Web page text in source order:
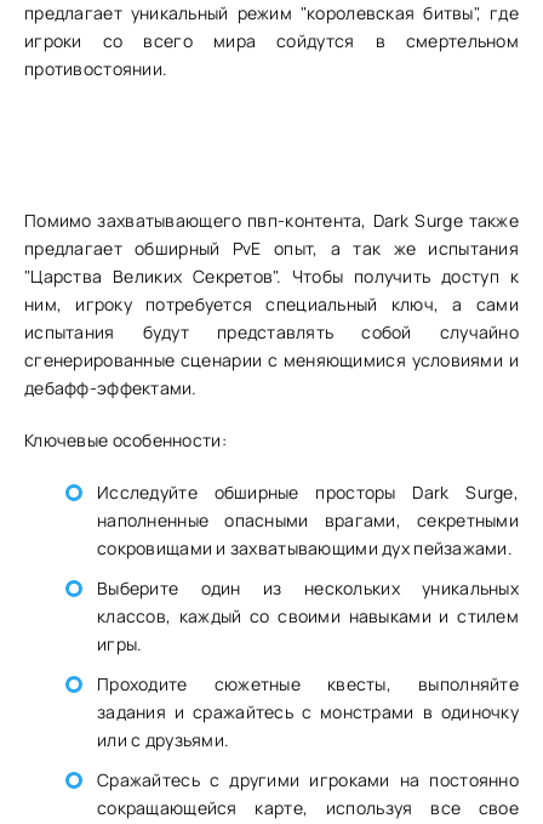
предлагает уникальный режим "королевская битвы", где
игроки со всего мира сойдутся в смертельном
противостоянии.
Помимо захватывающего пвп-контента, Dark Surge также
предлагает обширный PvE опыт, а так же испытания
"Царства Великих Секретов". Чтобы получить доступ к
ним, игроку потребуется специальный ключ, а сами
испытания будут представлять собой случайно
сгенерированные сценарии с меняющимися условиями и
дебафф-эффектами.
Ключевые особенности:
Исследуйте обширные просторы Dark Surge,
наполненные опасными врагами, секретными
сокровищами и захватывающими дух пейзажами.
Выберите один из нескольких уникальных
классов, каждый со своими навыками и стилем
игры.
Проходите сюжетные квесты, выполняйте
задания и сражайтесь с монстрами в одиночку
или с друзьями.
Сражайтесь с другими игроками на постоянно
сокращающейся карте, используя все свое